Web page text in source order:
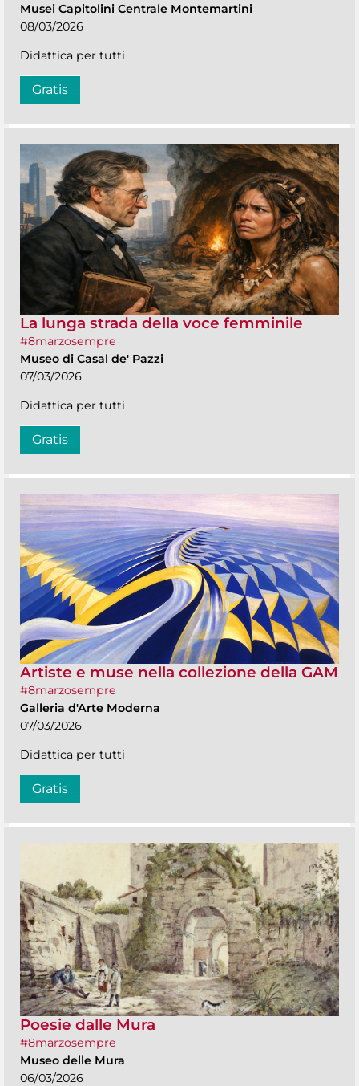
Musei Capitolini Centrale Montemartini
08/03/2026
Didattica per tutti
Gratis
La lunga strada della voce femminile
#8marzosempre
Museo di Casal de' Pazzi
07/03/2026
Didattica per tutti
Gratis
Artiste e muse nella collezione della GAM
#8marzosempre
Galleria d'Arte Moderna
07/03/2026
Didattica per tutti
Gratis
Poesie dalle Mura
#8marzosempre
Museo delle Mura
06/03/2026